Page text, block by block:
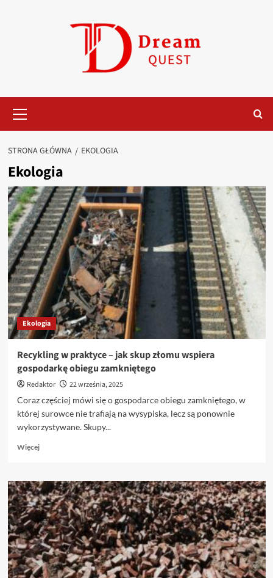
główne
STRONA GŁÓWNA EKOLOGIA
Ekologia
Ekologia
Recykling w praktyce – jak skup złomu wspiera
gospodarkę obiegu zamkniętego
Redaktor
22 września, 2025
Coraz częściej mówi się o gospodarce obiegu zamkniętego, w
której surowce nie trafiają na wysypiska, lecz są ponownie
wykorzystywane. Skupy...
WięcejDowiedz
o
Recykling
w
praktyce
–
jak
skup
złomu
wspiera